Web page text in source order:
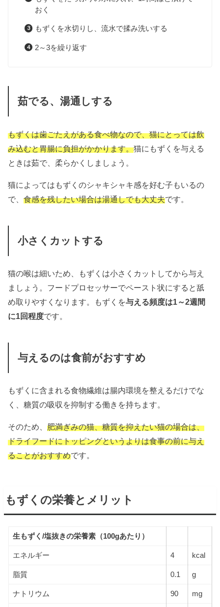
おく
もずくを水切りし、流水で揉み洗いする
2～3を繰り返す
茹でる、湯通しする
もずくは歯ごたえがある食べ物なので、猫にとっては飲
み込むと胃腸に負担がかかります。猫にもずくを与える
ときは茹で、柔らかくしましょう。
猫によってはもずくのシャキシャキ感を好む子もいるの
で、食感を残したい場合は湯通しでも大丈夫です。
小さくカットする
猫の喉は細いため、もずくは小さくカットしてから与え
ましょう。フードプロセッサーでペースト状にすると舐
め取りやすくなります。もずくを与える頻度は1～2週間
に1回程度です。
与えるのは食前がおすすめ
もずくに含まれる食物繊維は腸内環境を整えるだけでな
く、糖質の吸収を抑制する働きを持ちます。
そのため、肥満ぎみの猫、糖質を抑えたい猫の場合は、
ドライフードにトッピングというよりは食事の前に与え
ることがおすすめです。
もずくの栄養とメリット
生もずく/塩抜きの栄養素（100gあたり）
エネルギー 4 kcal
脂質 0.1 g
ナトリウム 90 mg